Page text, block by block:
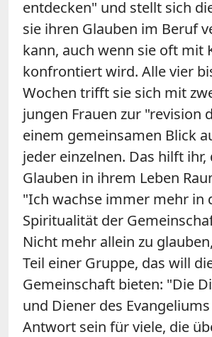
entdecken" und stellt sich
sie ihren Glauben im Beruf
kann, auch wenn sie oft mit
konfrontiert wird. Alle vier
Wochen trifft sie sich mit
jungen Frauen zur "revision
einem gemeinsamen Blick
jeder einzelnen. Das hilft ihr,
Glauben in ihrem Leben
"Ich wachse immer mehr in
Spiritualität der
Nicht mehr allein zu
Teil einer Gruppe, das will
Gemeinschaft bieten: "Die
und Diener des
Antwort sein für viele, die